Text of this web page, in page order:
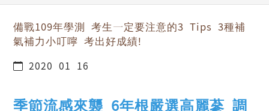
備戰109年學測 考生一定要注意的3 Tips 3種補
氣補力小叮嚀 考出好成績!
2020-01-16
季節流感來襲 6年根嚴選高麗蔘 調